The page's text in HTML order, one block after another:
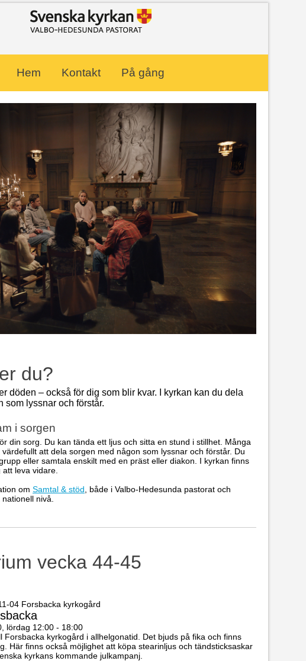
Hem Kontakt På gång
du?
döden – också för dig som blir kvar. I kyrkan kan du dela
som lyssnar och förstår.
i sorgen
din sorg. Du kan tända ett ljus och sitta en stund i stillhet. Många
att dela sorgen med någon som lyssnar och förstår. Du
eller samtala enskilt med en präst eller diakon. I kyrkan finns
leva vidare.
om Samtal & stöd , både i Valbo-Hedesunda pastorat och
nivå.
vecka 44-45
04 Forsbacka kyrkogård
lördag 12:00 - 18:00
Forsbacka kyrkogård i allhelgonatid. Det bjuds på fika och finns
Här finns också möjlighet att köpa stearinljus och tändsticksaskar
kyrkans kommande julkampanj.